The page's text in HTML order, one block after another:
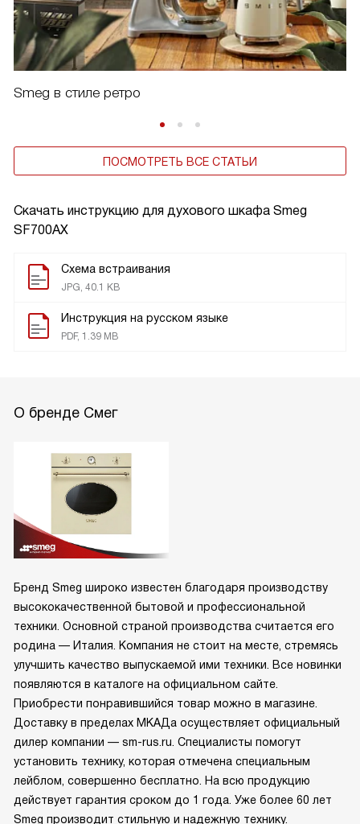
Скачать инструкцию для духового шкафа Smeg
SF700AX
Схема встраивания
JPG, 40.1 KB
Инструкция на русском языке
PDF, 1.39 MB
Smeg в стиле ретро
ПОСМОТРЕТЬ ВСЕ СТАТЬИ
О бренде Смег
Бренд Smeg широко известен благодаря производству
высококачественной бытовой и профессиональной
техники. Основной страной производства считается его
родина — Италия. Компания не стоит на месте, стремясь
улучшить качество выпускаемой ими техники. Все новинки
появляются в каталоге на официальном сайте.
Приобрести понравившийся товар можно в магазине.
Доставку в пределах МКАДа осуществляет официальный
дилер компании — sm-rus.ru. Специалисты помогут
установить технику, которая отмечена специальным
лейблом, совершенно бесплатно. На всю продукцию
действует гарантия сроком до 1 года. Уже более 60 лет
Smeg производит стильную и надежную технику.